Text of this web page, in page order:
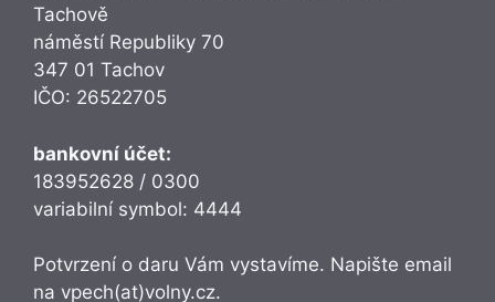
Tachově
náměstí Republiky 70
347 01 Tachov
IČO: 26522705
bankovní účet:
183952628 / 0300
variabilní symbol: 4444
Potvrzení o daru Vám vystavíme. Napište email
na vpech(at)volny.cz.